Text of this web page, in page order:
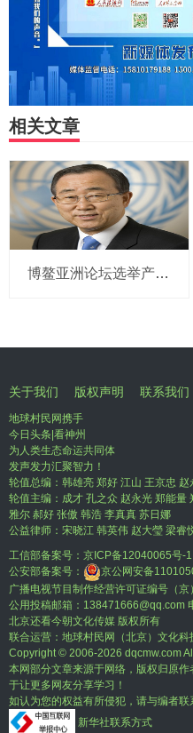
相关文章
博鳌亚洲论坛选举产生新一届理事会 潘基文当选理事长
关于我们 版权声明 联系我们
地球村民网携手
今日头条|看神州
为人类生态命运共同体
发声发力汇聚智力！
轮值总编：韩雄亮 郑好 江山 王京忠
轮值主编：成才 孔之众 赵永光 郑能量
雅尔 郝好 张傲 韩浩 李真真 苏日娜
公益律师：宋晓江 韩英伟 赵大瑩 梁睿
工信部备案号： 京ICP备12040065号-1
公安部备案号：
京公网安备
广播电视节目制作经营许可证编号（
公用投稿邮箱：138471666@qq.com
北京还看今朝文化传媒 版权所有
联合运营：地球村民网（北京）文化科
Copyright © 2006-2026 dqcmw.com
本网部分文章来源于网络，版权归原
于让更多网友分享学习！
如认为您的权益有所侵犯，请与编者联
新华社联系方式